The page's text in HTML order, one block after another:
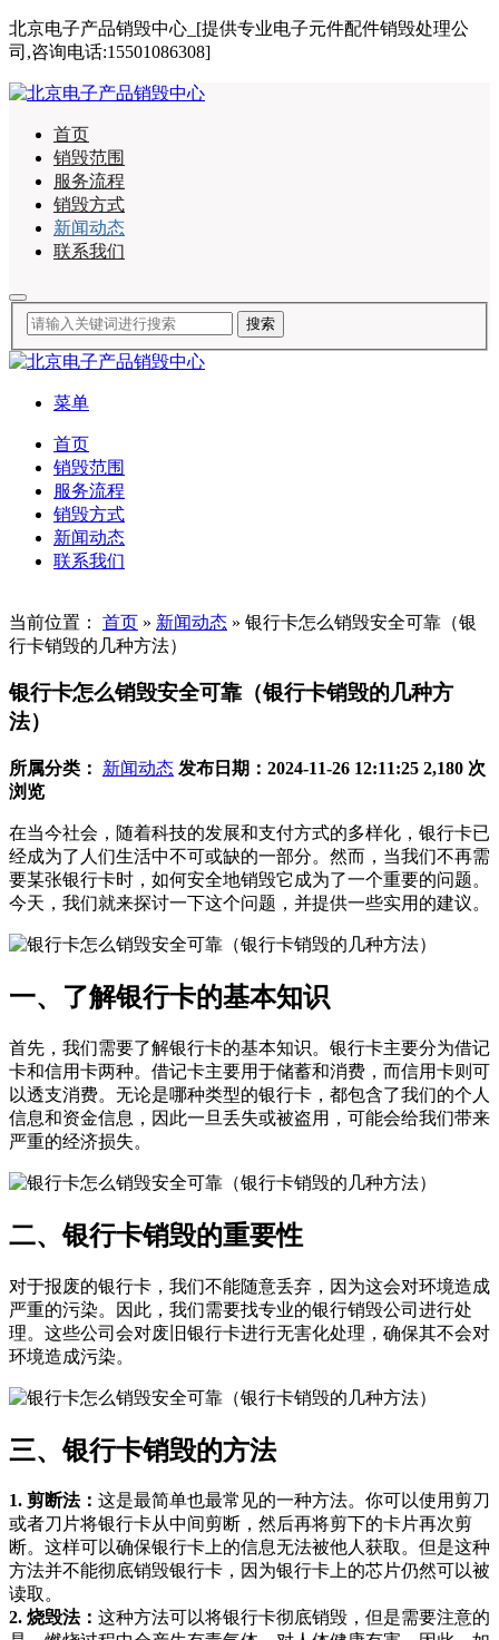
北京电子产品销毁中心_[提供专业电子元件配件销毁处理公
司,咨询电话:15501086308]
首页
销毁范围
服务流程
销毁方式
新闻动态
联系我们
菜单
首页
销毁范围
服务流程
销毁方式
新闻动态
联系我们
当前位置： 首页 » 新闻动态 » 银行卡怎么销毁安全可靠（银
行卡销毁的几种方法）
银行卡怎么销毁安全可靠（银行卡销毁的几种方
法）
所属分类： 新闻动态 发布日期：2024-11-26 12:11:25 2,180 次
浏览
在当今社会，随着科技的发展和支付方式的多样化，银行卡已
经成为了人们生活中不可或缺的一部分。然而，当我们不再需
要某张银行卡时，如何安全地销毁它成为了一个重要的问题。
今天，我们就来探讨一下这个问题，并提供一些实用的建议。
一、了解银行卡的基本知识
首先，我们需要了解银行卡的基本知识。银行卡主要分为借记
卡和信用卡两种。借记卡主要用于储蓄和消费，而信用卡则可
以透支消费。无论是哪种类型的银行卡，都包含了我们的个人
信息和资金信息，因此一旦丢失或被盗用，可能会给我们带来
严重的经济损失。
二、银行卡销毁的重要性
对于报废的银行卡，我们不能随意丢弃，因为这会对环境造成
严重的污染。因此，我们需要找专业的银行销毁公司进行处
理。这些公司会对废旧银行卡进行无害化处理，确保其不会对
环境造成污染。
三、银行卡销毁的方法
1. 剪断法： 这是最简单也最常见的一种方法。你可以使用剪刀
或者刀片将银行卡从中间剪断，然后再将剪下的卡片再次剪
断。这样可以确保银行卡上的信息无法被他人获取。但是这种
方法并不能彻底销毁银行卡，因为银行卡上的芯片仍然可以被
读取。
2. 烧毁法： 这种方法可以将银行卡彻底销毁，但是需要注意的